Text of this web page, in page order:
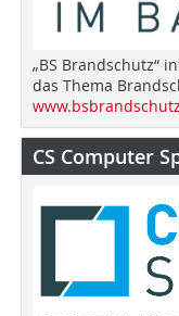
„BS Brandschutz“
das Thema
CS Computer